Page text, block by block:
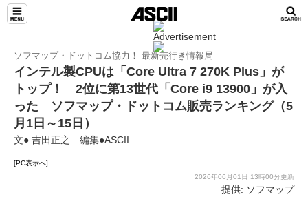
ソフマップ・ドットコム協力！ 最新売行き情報局
インテル製CPUは「Core Ultra 7 270K Plus」が
トップ！ 2位に第13世代「Core i9 13900」が入
った ソフマップ・ドットコム販売ランキング（5
月1日～15日）
文● 吉田正之 編集●ASCII
[PC表示へ]
2026年06月01日 13時00分更新
提供: ソフマップ